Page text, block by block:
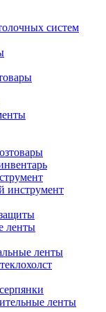
систем
инструмент
ленты
ленты
ленты